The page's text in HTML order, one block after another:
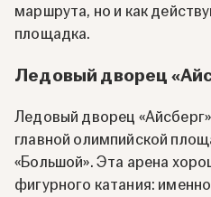
маршрута, но и как
площадка.
Ледовый дворец
Ледовый дворец
главной олимпийской
«Большой». Эта арена
фигурного катания: